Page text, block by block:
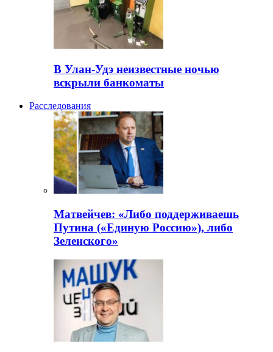
В Улан-Удэ неизвестные ночью
вскрыли банкоматы
Расследования
Матвейчев: «Либо поддерживаешь
Путина («Единую Россию»), либо
Зеленского»